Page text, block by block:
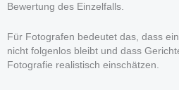
Bewertung des Einzelfalls.
Für Fotografen bedeutet das, dass
nicht folgenlos bleibt und dass
Fotografie realistisch einschätzen.